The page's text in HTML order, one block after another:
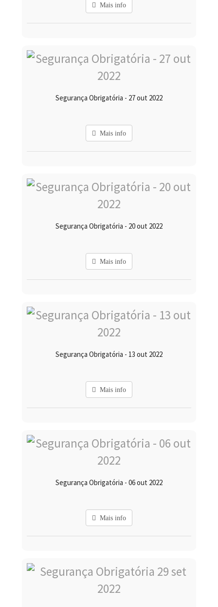
Mais info
Segurança Obrigatória - 27 out 2022
Mais info
Segurança Obrigatória - 20 out 2022
Mais info
Segurança Obrigatória - 13 out 2022
Mais info
Segurança Obrigatória - 06 out 2022
Mais info